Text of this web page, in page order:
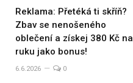
Reklama: Přetéká ti skříň?
Zbav se nenošeného
oblečení a získej 380 Kč na
ruku jako bonus!
6.6.2026 0